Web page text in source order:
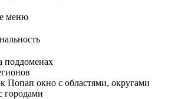
меню
поддоменах
Попап окно c областями, округами
городами